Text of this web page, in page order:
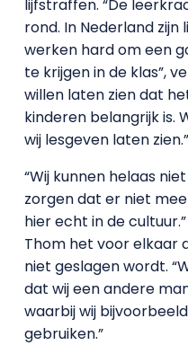
lijfstraffen. “De
rond. In Nederland
werken hard om een
te krijgen in de klas”,
willen laten zien dat
kinderen belangrijk is.
wij lesgeven laten zien.”
“Wij kunnen helaas
zorgen dat er niet
hier echt in de
Thom het voor elkaar
niet geslagen wordt.
dat wij een andere
waarbij wij
gebruiken.”